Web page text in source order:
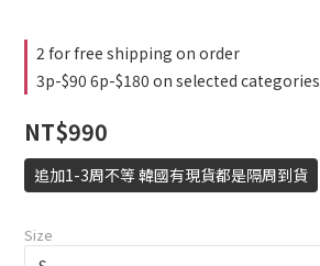
2 for free shipping on order
3p-$90 6p-$180 on selected categories
NT$990
追加1-3周不等 韓國有現貨都是隔周到貨
Size